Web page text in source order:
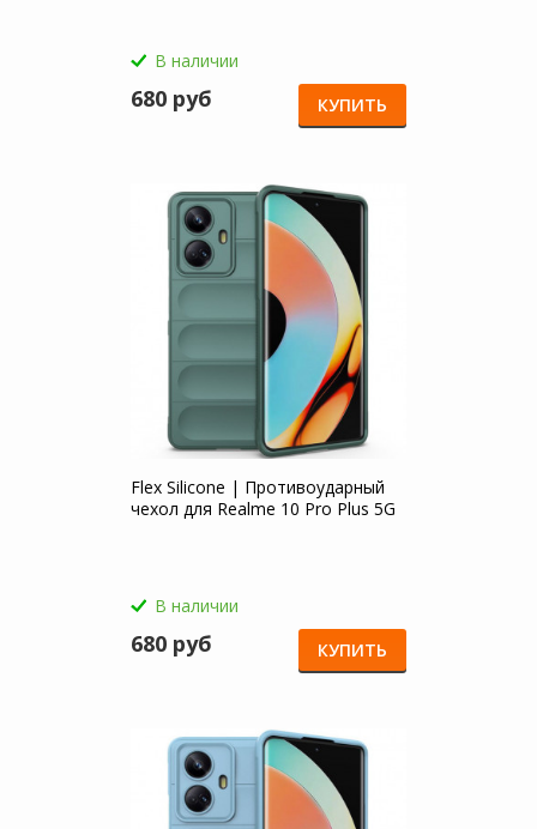
В наличии
680 руб КУПИТЬ
Flex Silicone | Противоударный
чехол для Realme 10 Pro Plus 5G
В наличии
680 руб КУПИТЬ